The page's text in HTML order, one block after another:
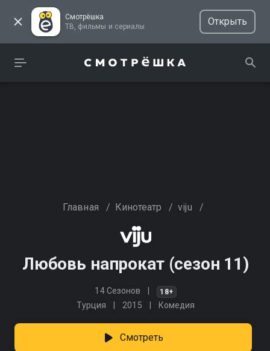
Смотрёшка
ТВ, фильмы и сериалы
Открыть
Главная / Кинотеатр / viju /
Любовь напрокат (сезон 11)
14 Сезонов 18+
Турция 2015 Комедия
Смотреть